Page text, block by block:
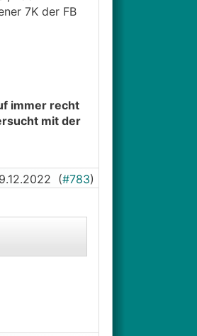
7K der FB
immer recht
mit der
(#783)